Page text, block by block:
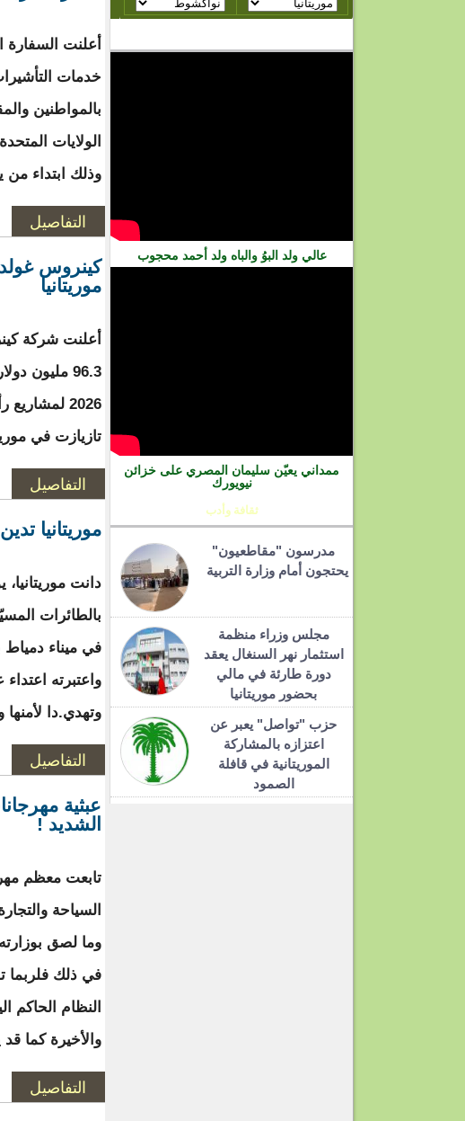
عالي ولد البوُ والباه ولد أحمد محجوب
ممداني يعيّن سليمان المصري على خزائن
نيويورك
ثقافة وأدب
مدرسون "مقاطعيون"
يحتجون أمام وزارة التربية
مجلس وزراء منظمة
استثمار نهر السنغال يعقد
دورة طارئة في مالي
بحضور موريتانيا
حزب "تواصل" يعبر عن
اعتزازه بالمشاركة
الموريتانية في قافلة
الصمود
أعلنت
خدمات
بالمواطنين
الولايات
وذلك ابتداء
التفاصيل
موريتانيا
أعلنت شركة
96.3 مليون
2026
تازيازت في
التفاصيل
موريتانيا
دانت
بالطائرات
في ميناء دمياط
واعتبرته
وتهدي.دا لأمنها
التفاصيل
عبثية
الشديد !
تابعت معظم
السياحة
وما لصق
في ذلك فلربما
النظام الحاكم
والأخيرة كما قد
التفاصيل